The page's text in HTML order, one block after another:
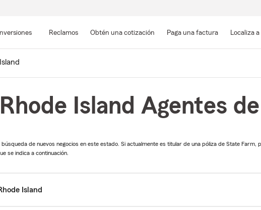
contenido
Inversiones Reclamos Obtén una cotización Paga una factura Localiza
Island Agentes
de nuevos negocios en este estado. Si actualmente es titular de una póliza de State Farm,
se indica a continuación.
Island